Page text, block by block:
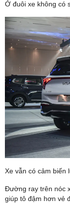
Ở đuôi xe không có
Xe vẫn có cảm biến
Đường ray trên nóc
giúp tô đậm hơn vẻ